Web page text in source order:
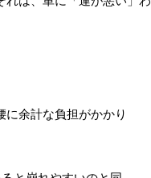
余計な負担がかかり